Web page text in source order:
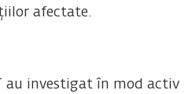
afectate.
au investigat în mod activ